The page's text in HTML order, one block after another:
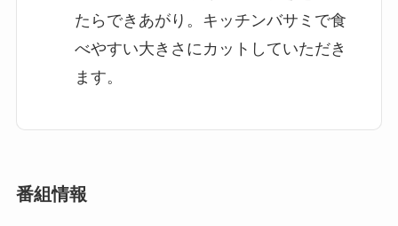
たらできあがり。キッチンバサミで食
べやすい大きさにカットしていただき
ます。
番組情報